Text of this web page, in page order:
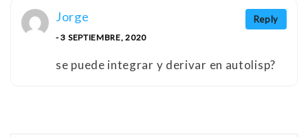
Reply
Jorge
- 3 SEPTIEMBRE, 2020
se puede integrar y derivar en autolisp?